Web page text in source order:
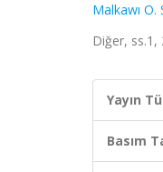
Malkawı O.
Diğer, ss.1,
Yayın
Basım